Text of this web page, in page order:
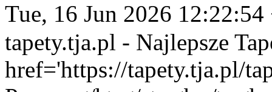
Tue, 16 Jun 2026 12:22:54
tapety.tja.pl - Najlepsze
href='https://tapety.tja.pl/